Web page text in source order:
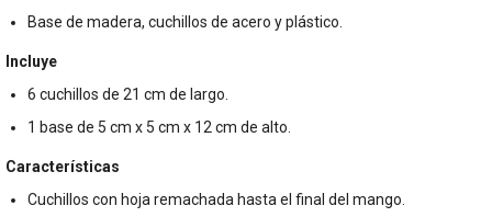
Base de madera, cuchillos de acero y plástico.
Incluye
6 cuchillos de 21 cm de largo.
1 base de 5 cm x 5 cm x 12 cm de alto.
Características
Cuchillos con hoja remachada hasta el final del mango.